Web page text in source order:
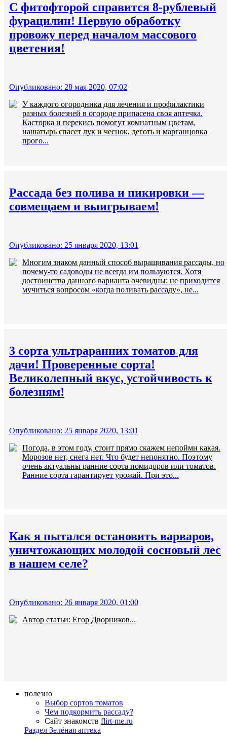
С фитофторой справится 8-рублевый
фурацилин! Первую обработку
провожу перед началом массового
цветения!
Опубликовано: 28 мая 2020, 07:02
У каждого огородника для лечения и профилактики
разных болезней в огороде припасена своя аптечка.
Касторка и перекись помогут комнатным цветам,
нашатырь спасет лук и чеснок, деготь и марганцовка
прого...
Рассада без полива и пикировки —
совмещаем и выигрываем!
Опубликовано: 25 января 2020, 13:01
Многим знаком данный способ выращивания рассады, но
почему-то садоводы не всегда им пользуются. Хотя
достоинства данного варианта очевидны: не приходится
мучиться вопросом «когда поливать рассаду», не...
3 сорта ультраранних томатов для
дачи! Проверенные сорта!
Великолепный вкус, устойчивость к
болезням!
Опубликовано: 25 января 2020, 13:01
Погода, в этом году, стоит прямо скажем непойми какая.
Морозов нет, снега нет. Что будет непонятно. Поэтому
очень актуальны ранние сорта помидоров или томатов.
Ранние сорта гарантирует урожай. При это...
Как я пытался остановить варваров,
уничтожающих молодой сосновый лес
в нашем селе?
Опубликовано: 26 января 2020, 01:00
Автор статьи: Егор Дворников...
полезно
Выбор сортов томатов
Чем подкормить рассаду?
Сайт знакомств flirt-me.ru
Раздел Зелёная аптека